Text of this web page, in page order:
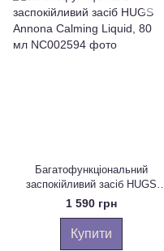
Багатофункціональний
заспокійливий засіб HUGS
Annona Calming Liquid, 80 мл
1 590 грн
Купити